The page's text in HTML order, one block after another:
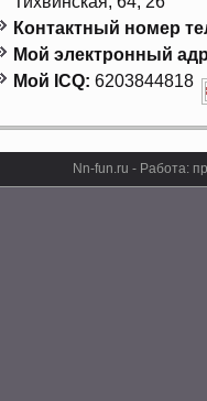
Контактный номер
Мой электронный
Мой ICQ: 6203844818
Nn-fun.ru - Работа: